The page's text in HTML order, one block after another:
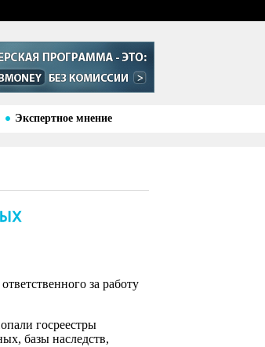
Экспертное мнение
за работу
госреестры
базы наследств,